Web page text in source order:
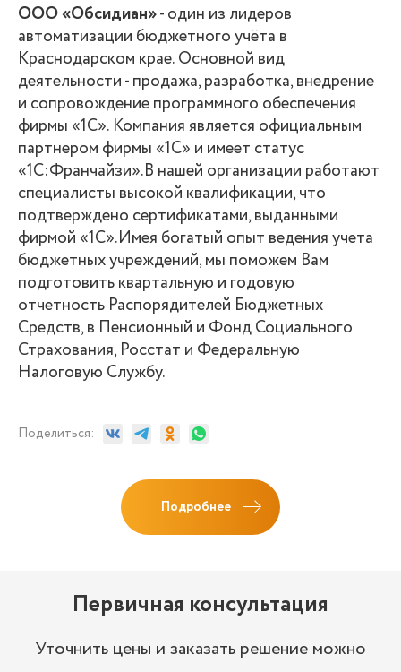
ООО «Обсидиан»- один из лидеров
автоматизации бюджетного учёта в
Краснодарском крае. Основной вид
деятельности - продажа, разработка, внедрение
и сопровождение программного обеспечения
фирмы «1С». Компания является официальным
партнером фирмы «1С» и имеет статус
«1С:Франчайзи».В нашей организации работают
специалисты высокой квалификации, что
подтверждено сертификатами, выданными
фирмой «1С».Имея богатый опыт ведения учета
бюджетных учреждений, мы поможем Вам
подготовить квартальную и годовую
отчетность Распорядителей Бюджетных
Средств, в Пенсионный и Фонд Социального
Страхования, Росстат и Федеральную
Налоговую Службу.
Поделиться:
Подробнее
Первичная консультация
Уточнить цены и заказать решение можно